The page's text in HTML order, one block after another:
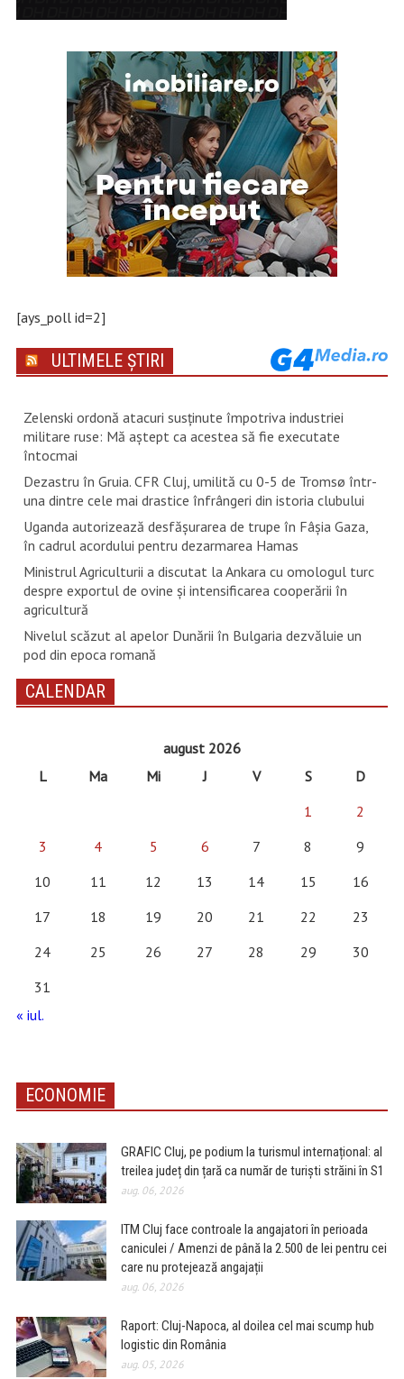
[ays_poll id=2]
ULTIMELE ȘTIRI
Zelenski ordonă atacuri susţinute împotriva industriei
militare ruse: Mă aştept ca acestea să fie executate
întocmai
Dezastru în Gruia. CFR Cluj, umilită cu 0-5 de Tromsø într-
una dintre cele mai drastice înfrângeri din istoria clubului
Uganda autorizează desfăşurarea de trupe în Fâşia Gaza,
în cadrul acordului pentru dezarmarea Hamas
Ministrul Agriculturii a discutat la Ankara cu omologul turc
despre exportul de ovine și intensificarea cooperării în
agricultură
Nivelul scăzut al apelor Dunării în Bulgaria dezvăluie un
pod din epoca romană
CALENDAR
august 2026
L
Ma Mi J V S
D
1
2
3
4 5 6 7 8
9
10
11 12 13 14 15
16
17
18 19 20 21 22
23
24
25 26 27 28 29
30
31
« iul.
ECONOMIE
GRAFIC Cluj, pe podium la turismul internațional: al
treilea județ din țară ca număr de turiști străini în S1
aug. 06, 2026
ITM Cluj face controale la angajatori în perioada
caniculei / Amenzi de până la 2.500 de lei pentru cei
care nu protejează angajații
aug. 06, 2026
Raport: Cluj-Napoca, al doilea cel mai scump hub
logistic din România
aug. 05, 2026